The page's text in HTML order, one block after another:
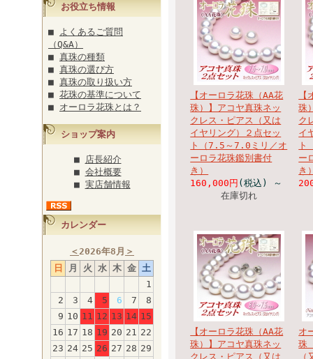
お役立ち情報
■
よくあるご質問
（Q&A）
■ 真珠の種類
■ 真珠の選び方
■ 真珠の取り扱い方
■ 花珠の基準について
■ オーロラ花珠とは？
ショップ案内
■
店長紹介
■ 会社概要
■ 実店舗情報
カレンダー
＜ 2026年8月 ＞
日
月 火 水 木 金
土
1
2
3 4 5 6 7
8
9 10 11 12 13 14 15
16 17 18 19 20 21 22
23 24 25 26 27 28 29
【オーロラ花珠（AA花
珠）】アコヤ真珠ネッ
クレス・ピアス（又は
イヤリング）２点セッ
ト（7.5～7.0ミリ／オ
ーロラ花珠鑑別書付
き）
160,000円 (税込)
～
在庫切れ
珠
ク
イ
ト
ー
き
【オーロラ花珠（AA花
珠）】アコヤ真珠ネッ
クレス・ピアス（又は
オ
珠